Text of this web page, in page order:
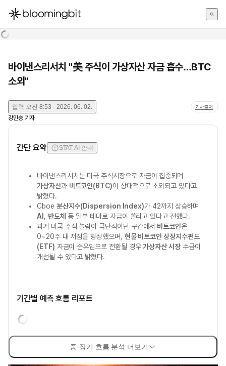
한국어
바이낸스리서치 "美 주식이 가상자산 자금 흡수…BTC
소외"
입력 오전 8:53 · 2026. 06. 02. 기사출처
강민승 기자
간단 요약 STAT AI 안내
바이낸스리서치는 미국 주식시장으로 자금이 집중되며
가상자산과 비트코인(BTC)이 상대적으로 소외되고 있다고
밝혔다.
Cboe 분산지수(Dispersion Index)가 42까지 상승하며
AI
반도체 등 일부 테마로 자금이 쏠리고 있다고 전했다.
과거 미국 주식 쏠림이 극단적이던 구간에서 비트코인은
0~20주 내 저점을 형성했으며, 현물 비트코인 상장지수펀드
(ETF) 자금이 순유입으로 전환될 경우가상자산 시장수급이
개선될 수 있다고 밝혔다.
기간별 예측 흐름 리포트
중·장기 흐름 분석 더보기